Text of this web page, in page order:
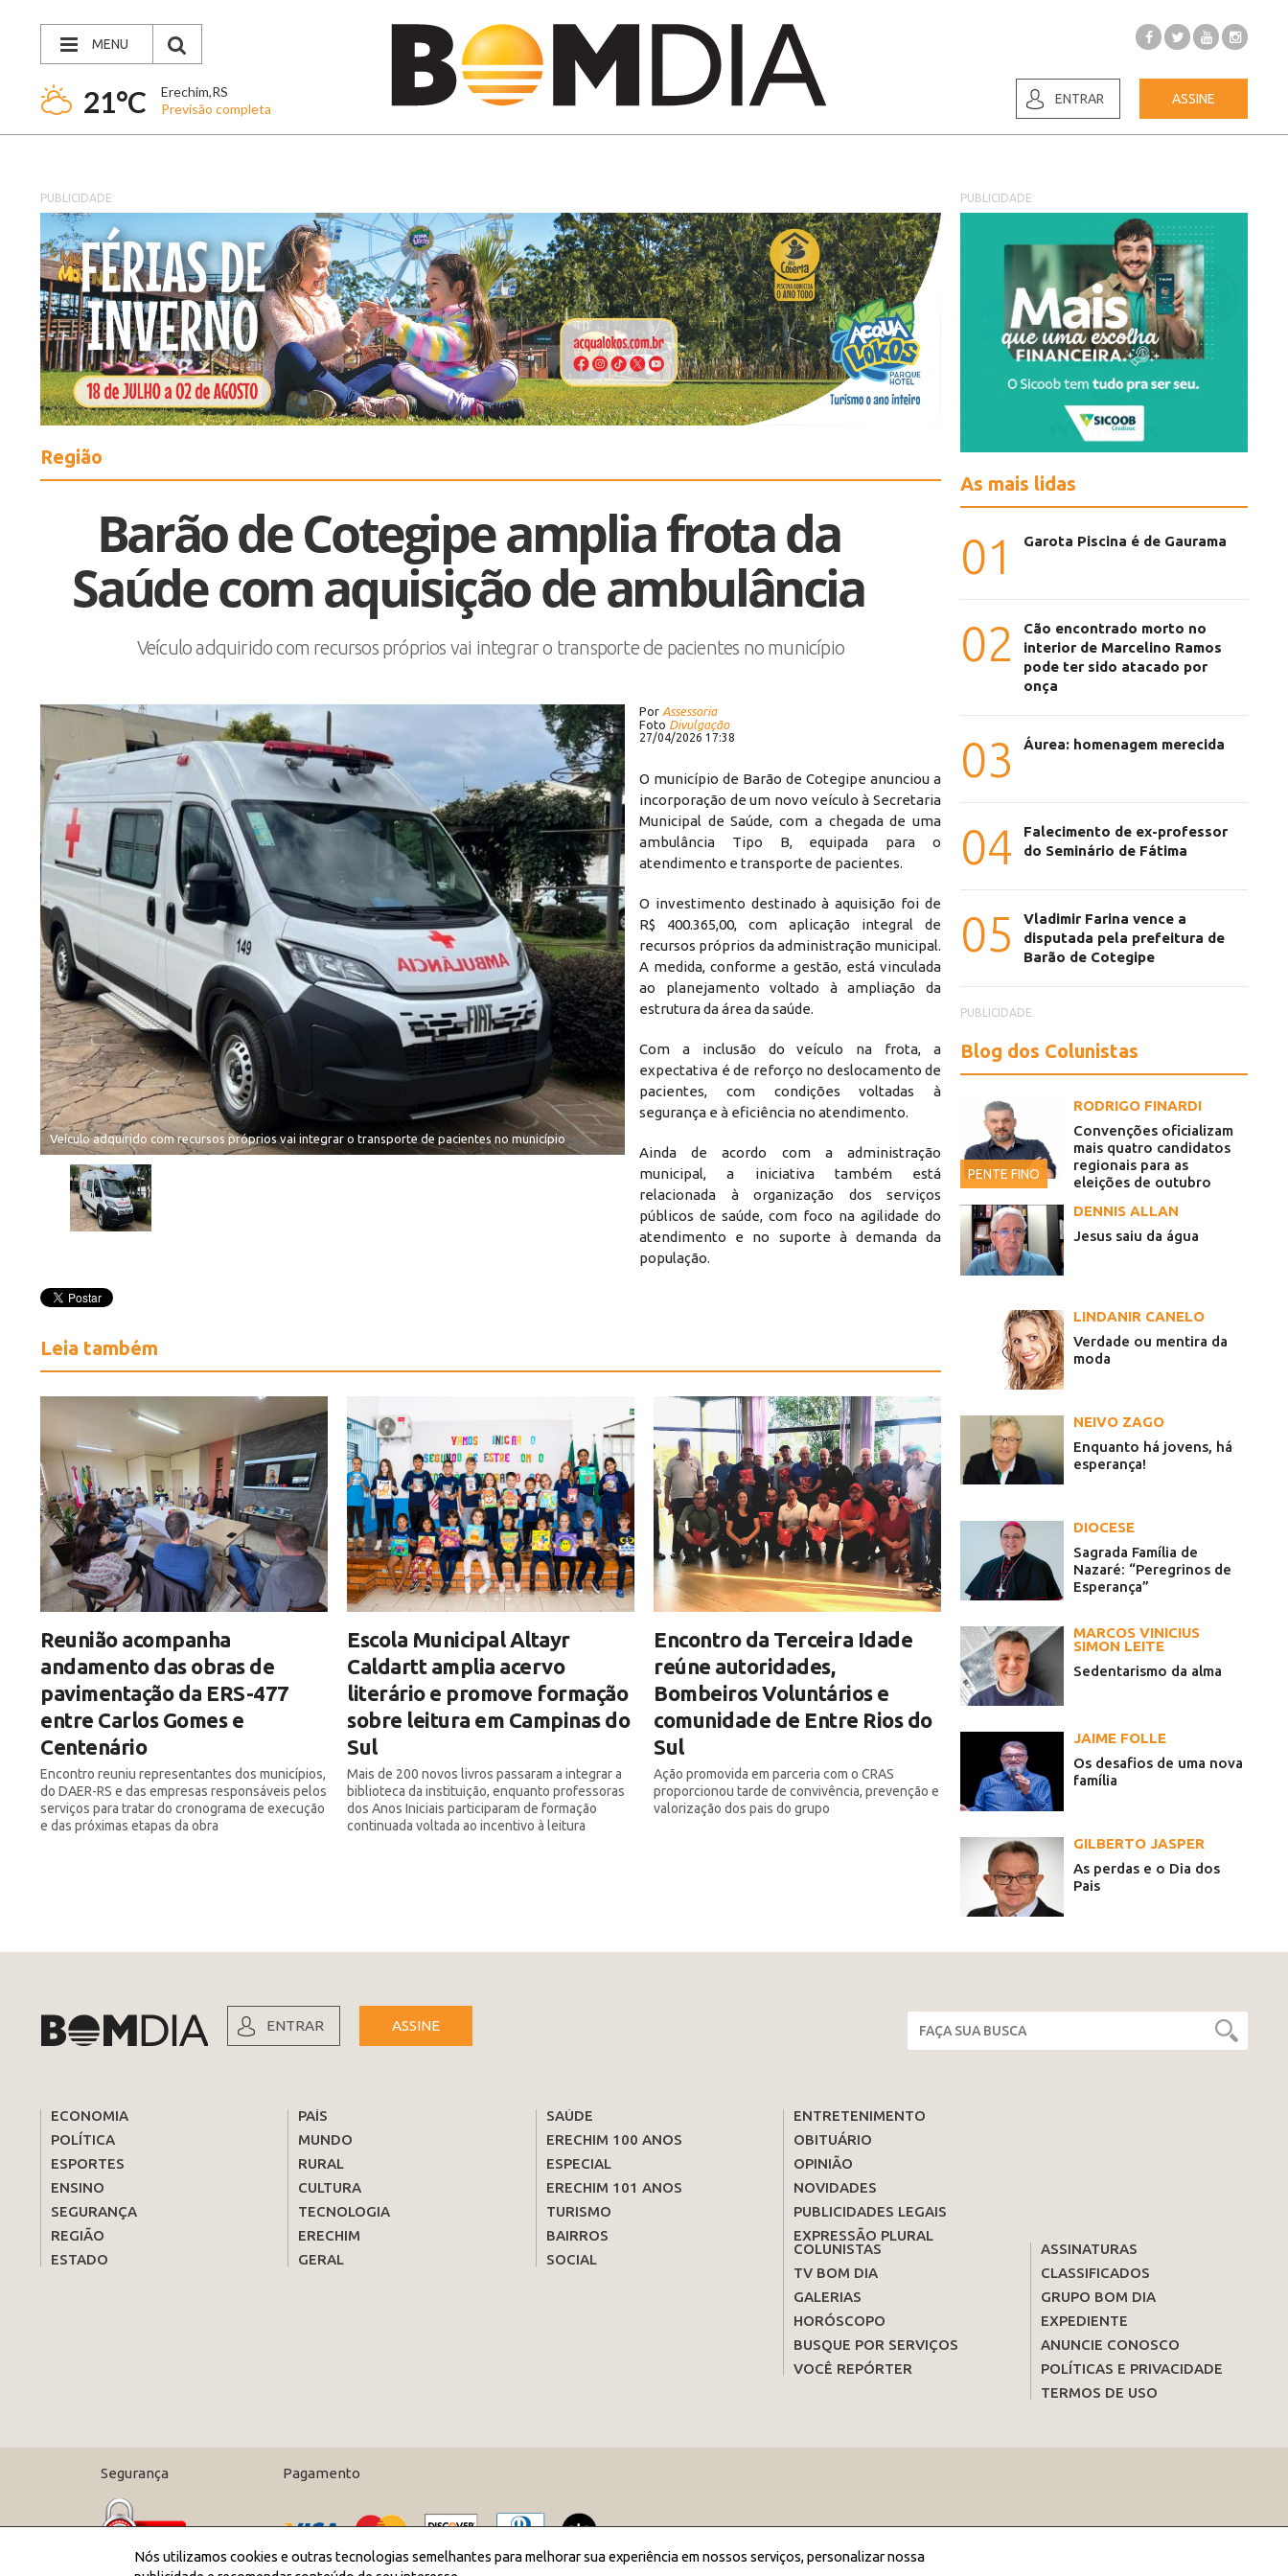
MENU
21°C
Erechim,RS
Previsão completa
ENTRAR ASSINE
PUBLICIDADE
Região
Barão de Cotegipe amplia frota da
Saúde com aquisição de ambulância
Veículo adquirido com recursos próprios vai integrar o transporte de pacientes no município
Veículo adquirido com recursos próprios vai integrar o transporte de pacientes no município
Por Assessoria
Foto Divulgação
27/04/2026 17:38
O município de Barão de Cotegipe anunciou a
incorporação de um novo veículo à Secretaria
Municipal de Saúde, com a chegada de uma
ambulância Tipo B, equipada para o
atendimento e transporte de pacientes.
O investimento destinado à aquisição foi de
R$ 400.365,00, com aplicação integral de
recursos próprios da administração municipal.
A medida, conforme a gestão, está vinculada
ao planejamento voltado à ampliação da
estrutura da área da saúde.
Com a inclusão do veículo na frota, a
expectativa é de reforço no deslocamento de
pacientes, com condições voltadas à
segurança e à eficiência no atendimento.
Ainda de acordo com a administração
municipal, a iniciativa também está
relacionada à organização dos serviços
públicos de saúde, com foco na agilidade do
atendimento e no suporte à demanda da
população.
Leia também
Reunião acompanha
andamento das obras de
pavimentação da ERS-477
entre Carlos Gomes e
Centenário
Encontro reuniu representantes dos municípios,
do DAER-RS e das empresas responsáveis pelos
serviços para tratar do cronograma de execução
e das próximas etapas da obra
Escola Municipal Altayr
Caldartt amplia acervo
literário e promove formação
sobre leitura em Campinas do
Sul
Mais de 200 novos livros passaram a integrar a
biblioteca da instituição, enquanto professoras
dos Anos Iniciais participaram de formação
continuada voltada ao incentivo à leitura
Encontro da Terceira Idade
reúne autoridades,
Bombeiros Voluntários e
comunidade de Entre Rios do
Sul
Ação promovida em parceria com o CRAS
proporcionou tarde de convivência, prevenção e
valorização dos pais do grupo
PUBLICIDADE
As mais lidas
01 Garota Piscina é de Gaurama
02
Cão encontrado morto no
interior de Marcelino Ramos
pode ter sido atacado por
onça
03 Áurea: homenagem merecida
04
Falecimento de ex-professor
do Seminário de Fátima
05
Vladimir Farina vence a
disputada pela prefeitura de
Barão de Cotegipe
PUBLICIDADE
Blog dos Colunistas
PENTE FINO
RODRIGO FINARDI
Convenções oficializam
mais quatro candidatos
regionais para as
eleições de outubro
DENNIS ALLAN
Jesus saiu da água
LINDANIR CANELO
Verdade ou mentira da
moda
NEIVO ZAGO
Enquanto há jovens, há
esperança!
DIOCESE
Sagrada Família de
Nazaré: “Peregrinos de
Esperança”
MARCOS VINICIUS
SIMON LEITE
Sedentarismo da alma
JAIME FOLLE
Os desafios de uma nova
família
GILBERTO JASPER
As perdas e o Dia dos
Pais
ENTRAR ASSINE
ECONOMIA
POLÍTICA
ESPORTES
ENSINO
SEGURANÇA
REGIÃO
ESTADO
PAÍS
MUNDO
RURAL
CULTURA
TECNOLOGIA
ERECHIM
GERAL
SAÚDE
ERECHIM 100 ANOS
ESPECIAL
ERECHIM 101 ANOS
TURISMO
BAIRROS
SOCIAL
ENTRETENIMENTO
OBITUÁRIO
OPINIÃO
NOVIDADES
PUBLICIDADES LEGAIS
EXPRESSÃO PLURAL
COLUNISTAS
TV BOM DIA
GALERIAS
HORÓSCOPO
BUSQUE POR SERVIÇOS
VOCÊ REPÓRTER
ASSINATURAS
CLASSIFICADOS
GRUPO BOM DIA
EXPEDIENTE
ANUNCIE CONOSCO
POLÍTICAS E PRIVACIDADE
TERMOS DE USO
Segurança Pagamento
Nós utilizamos cookies e outras tecnologias semelhantes para melhorar sua experiência em nossos serviços, personalizar nossa